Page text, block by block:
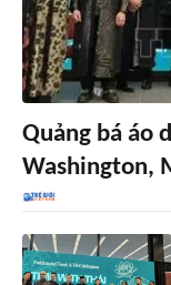
Quảng bá áo
Washington,